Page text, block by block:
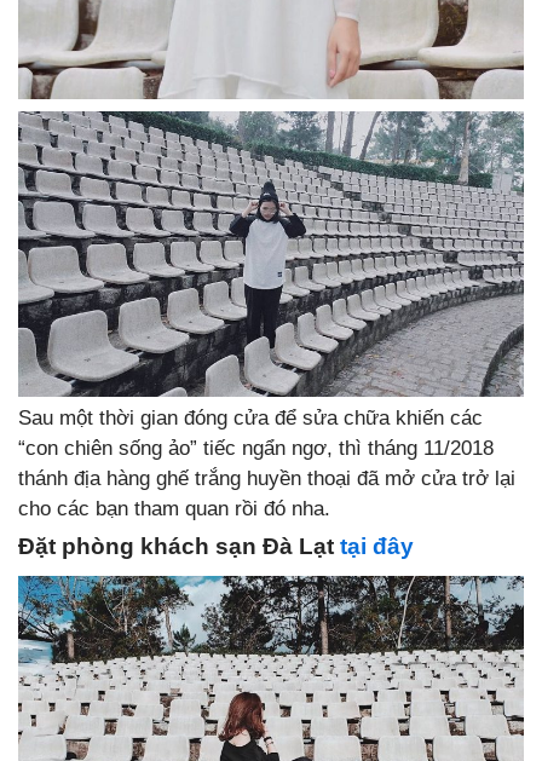
Sau một thời gian đóng cửa để sửa chữa khiến các
“con chiên sống ảo” tiếc ngẩn ngơ, thì tháng 11/2018
thánh địa hàng ghế trắng huyền thoại đã mở cửa trở lại
cho các bạn tham quan rồi đó nha.
Đặt phòng khách sạn Đà Lạt tại đây